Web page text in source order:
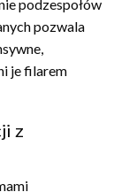
podzespołów
pozwala
je filarem
z